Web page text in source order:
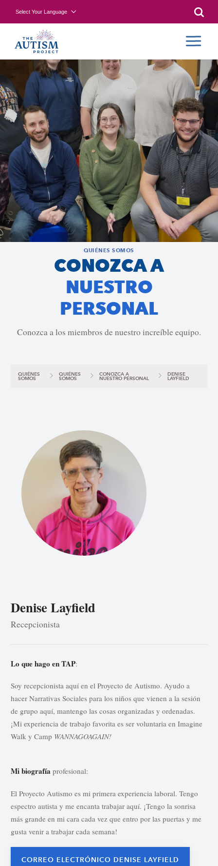
Select Your Language
QUIÉNES SOMOS
CONOZCA A
NUESTRO
PERSONAL
Conozca a los miembros de nuestro increíble equipo.
QUIÉNES
SOMOS
QUIÉNES
SOMOS
CONOZCA A
NUESTRO PERSONAL
DENISE
LAYFIELD
Denise Layfield
Recepcionista
Lo que hago en TAP:
Soy recepcionista aquí en el Proyecto de Autismo. Ayudo a
hacer Narrativas Sociales para los niños que vienen a la sesión
de grupo aquí, mantengo las cosas organizadas y ordenadas.
¡Mi experiencia de trabajo favorita es ser voluntaria en Imagine
Walk y Camp WANNAGOAGAIN!
Mi biografía profesional:
El Proyecto Autismo es mi primera experiencia laboral. Tengo
espectro autista y me encanta trabajar aquí. ¡Tengo la sonrisa
más grande en mi cara cada vez que entro por las puertas y me
gusta venir a trabajar cada semana!
CORREO ELECTRÓNICO DENISE LAYFIELD